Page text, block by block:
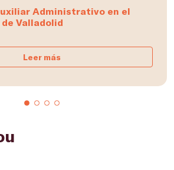
Administrativo en el
Valladolid
Leer más